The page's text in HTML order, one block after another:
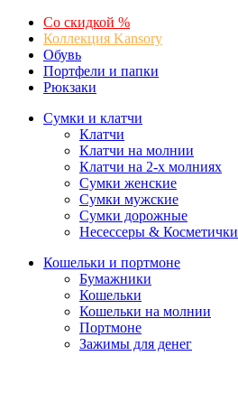
Со скидкой %
Коллекция Kansory
Обувь
Портфели и папки
Рюкзаки
Сумки и клатчи
Клатчи
Клатчи на молнии
Клатчи на 2-х молниях
Сумки женские
Сумки мужские
Сумки дорожные
Несессеры & Косметички
Кошельки и портмоне
Бумажники
Кошельки
Кошельки на молнии
Портмоне
Зажимы для денег